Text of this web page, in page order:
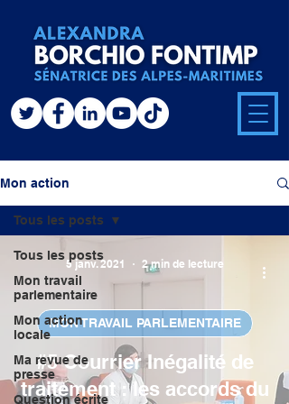
Mon action
Tous les posts
Mon travail
parlementaire
Mon action
locale
Ma revue de
presse
Question écrite
Tous les posts
#5 Courrier Inégalité de
traitement : les accords du
MON TRAVAIL PARLEMENTAIRE
5 janv. 2021 2 min de lecture